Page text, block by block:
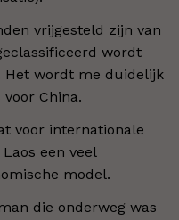
vrijgesteld zijn van
wordt
Het wordt me duidelijk
China.
voor internationale
een veel
model.
die onderweg was